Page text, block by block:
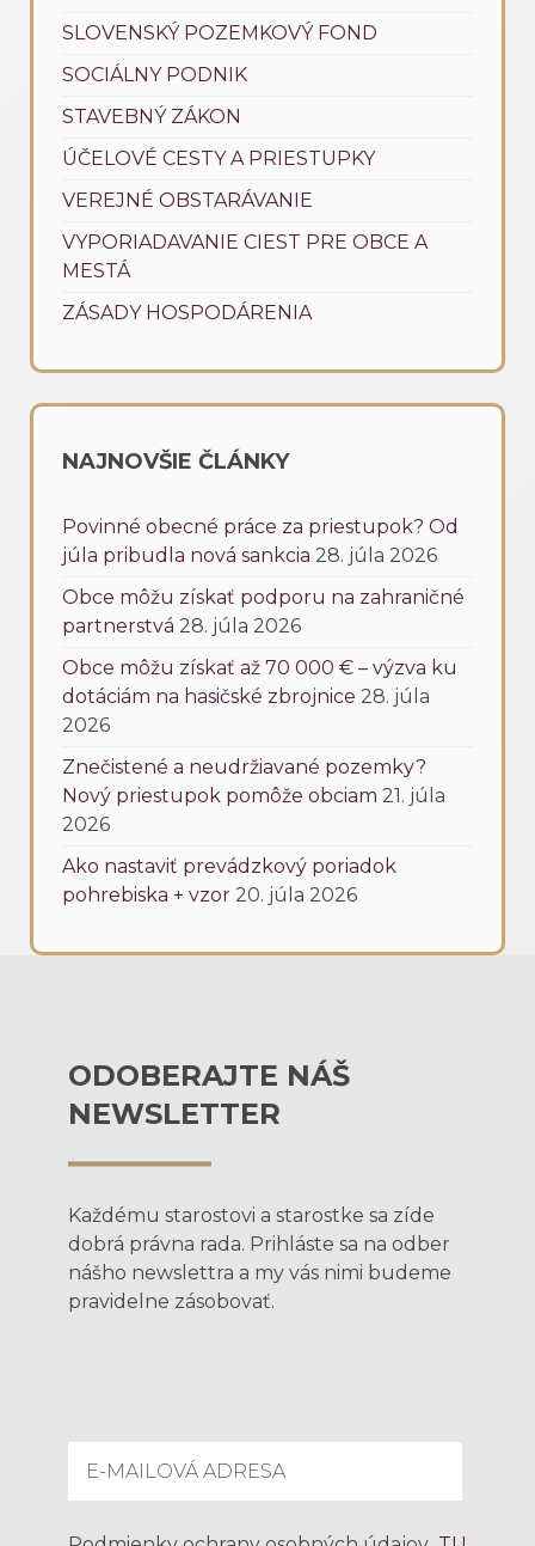
SLOVENSKÝ POZEMKOVÝ FOND
SOCIÁLNY PODNIK
STAVEBNÝ ZÁKON
ÚČELOVÉ CESTY A PRIESTUPKY
VEREJNÉ OBSTARÁVANIE
VYPORIADAVANIE CIEST PRE OBCE A
MESTÁ
ZÁSADY HOSPODÁRENIA
NAJNOVŠIE ČLÁNKY
Povinné obecné práce za priestupok? Od
júla pribudla nová sankcia 28. júla 2026
Obce môžu získať podporu na zahraničné
partnerstvá 28. júla 2026
Obce môžu získať až 70 000 € – výzva ku
dotáciám na hasičské zbrojnice 28. júla
2026
Znečistené a neudržiavané pozemky?
Nový priestupok pomôže obciam 21. júla
2026
Ako nastaviť prevádzkový poriadok
pohrebiska + vzor 20. júla 2026
ODOBERAJTE NÁŠ
NEWSLETTER
Každému starostovi a starostke sa zíde
dobrá právna rada. Prihláste sa na odber
nášho newslettra a my vás nimi budeme
pravidelne zásobovať.